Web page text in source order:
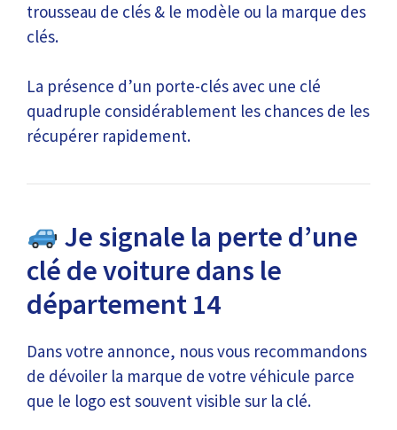
trousseau de clés & le modèle ou la marque des
clés.
La présence d’un porte-clés avec une clé
quadruple considérablement les chances de les
récupérer rapidement.
Je signale la perte d’une
clé de voiture dans le
département 14
Dans votre annonce, nous vous recommandons
de dévoiler la marque de votre véhicule parce
que le logo est souvent visible sur la clé.